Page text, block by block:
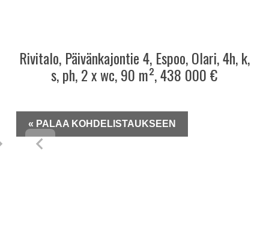
Rivitalo, Päivänkajontie 4, Espoo, Olari, 4h, k,
s, ph, 2 x wc, 90 m², 438 000 €
« PALAA KOHDELISTAUKSEEN